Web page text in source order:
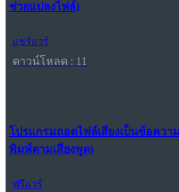
ช่วยแปลงไฟล์)
แชร์แวร์
ดาวน์โหลด : 11
โปรแกรมถอดไฟล์เสียงเป็นข้อคว
พิมพ์ตามเสียงพูด)
ฟรีแวร์